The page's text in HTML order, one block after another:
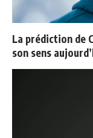
La prédiction de
son sens